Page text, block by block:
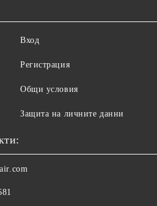
Вход
Регистрация
Общи условия
Защита на личните данни